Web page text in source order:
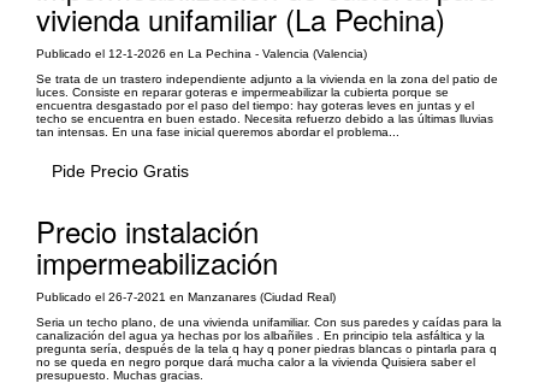
vivienda unifamiliar (La Pechina)
Publicado el 12-1-2026 en La Pechina - Valencia (Valencia)
Se trata de un trastero independiente adjunto a la vivienda en la zona del patio de
luces. Consiste en reparar goteras e impermeabilizar la cubierta porque se
encuentra desgastado por el paso del tiempo: hay goteras leves en juntas y el
techo se encuentra en buen estado. Necesita refuerzo debido a las últimas lluvias
tan intensas. En una fase inicial queremos abordar el problema...
Pide Precio Gratis
Precio instalación
impermeabilización
Publicado el 26-7-2021 en Manzanares (Ciudad Real)
Seria un techo plano, de una vivienda unifamiliar. Con sus paredes y caídas para la
canalización del agua ya hechas por los albañiles . En principio tela asfáltica y la
pregunta sería, después de la tela q hay q poner piedras blancas o pintarla para q
no se queda en negro porque dará mucha calor a la vivienda Quisiera saber el
presupuesto. Muchas gracias.